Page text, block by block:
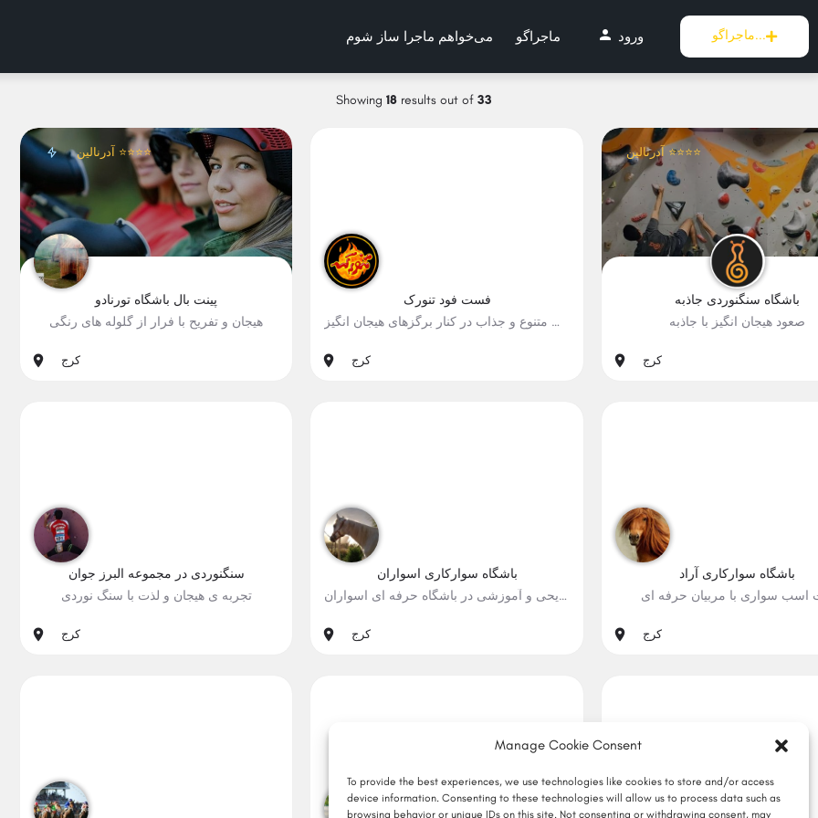
Manage Cookie Consent
To provide the best experiences, we use technologies like cookies to store and/or access
device information. Consenting to these technologies will allow us to process data such as
browsing behavior or unique IDs on this site. Not consenting or withdrawing consent, may
می‌خواهم ماجرا ساز شوم ماجراگو person ورود ماجراگو...
Showing 18results out of 33
پینت بال باشگاه تورنادو
هیجان و تفریح با فرار از گلوله های رنگی
آدرنالین ⭐⭐⭐⭐
کرج
فست فود تنورک
تجربه‌ی پیتزاهای مثلی متنوع و جذاب در کنار برگزهای هیجان انگیز
کرج
باشگاه سنگنوردی جاذبه
صعود هیجان انگیز با جاذبه
آدرنالین ⭐⭐⭐⭐
کرج
سنگنوردی در مجموعه البرز جوان
تجربه ی هیجان و لذت با سنگ نوردی
کرج
باشگاه سوارکاری اسواران
سوارکاری تفریحی و آموزشی در باشگاه حرفه ای اسواران
کرج
باشگاه سوارکاری آراد
اسب سواری با مربیان حرفه ای
کرج
2